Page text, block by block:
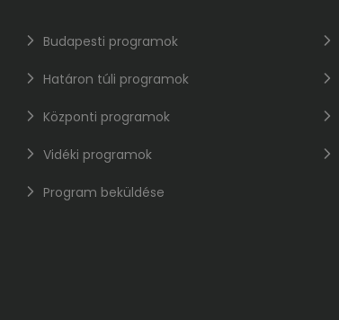
Budapesti programok
Határon túli programok
Központi programok
Vidéki programok
Program beküldése